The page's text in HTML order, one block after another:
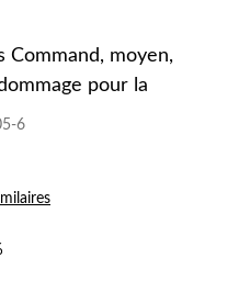
Command, moyen,
pour la
6